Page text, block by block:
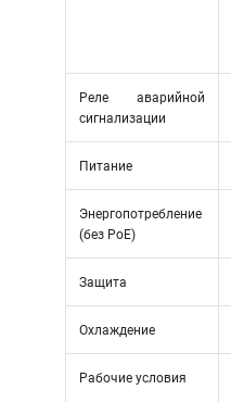
Реле аварийной
сигнализации
Питание
Энергопотребление
(без РоЕ)
Защита
Охлаждение
Рабочие условия